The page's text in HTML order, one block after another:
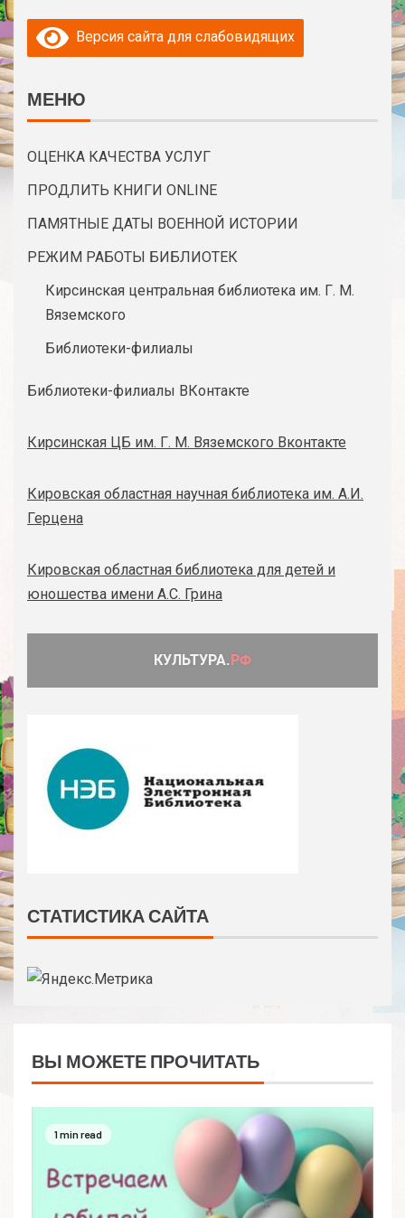
Версия сайта для слабовидящих
МЕНЮ
ОЦЕНКА КАЧЕСТВА УСЛУГ
ПРОДЛИТЬ КНИГИ ONLINE
ПАМЯТНЫЕ ДАТЫ ВОЕННОЙ ИСТОРИИ
РЕЖИМ РАБОТЫ БИБЛИОТЕК
Кирсинская центральная библиотека им. Г. М.
Вяземского
Библиотеки-филиалы
Библиотеки-филиалы ВКонтакте
Кирсинская ЦБ им. Г. М. Вяземского Вконтакте
Кировская областная научная библиотека им. А.И.
Герцена
Кировская областная библиотека для детей и
юношества имени А.С. Грина
СТАТИСТИКА САЙТА
ВЫ МОЖЕТЕ ПРОЧИТАТЬ
1 min read